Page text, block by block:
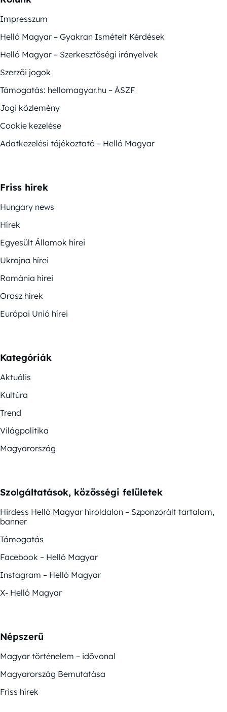
Impresszum
Helló Magyar – Gyakran Ismételt Kérdések
Helló Magyar – Szerkesztőségi irányelvek
Szerzői jogok
Támogatás: hellomagyar.hu – ÁSZF
Jogi közlemény
Cookie kezelése
Adatkezelési tájékoztató – Helló Magyar
Friss hírek
Hungary news
Hírek
Egyesült Államok hírei
Ukrajna hírei
Románia hírei
Orosz hírek
Európai Unió hírei
Kategóriák
Aktuális
Kultúra
Trend
Világpolitika
Magyarország
Szolgáltatások, közösségi felületek
Hirdess Helló Magyar híroldalon – Szponzorált tartalom,
banner
Támogatás
Facebook – Helló Magyar
Instagram – Helló Magyar
X- Helló Magyar
Népszerű
Magyar történelem – idővonal
Magyarország Bemutatása
Friss hírek